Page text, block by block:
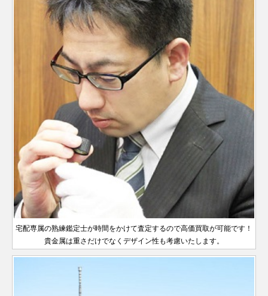
宅配専属の熟練鑑定士が時間をかけて査定するので高価買取が可能です！
貴金属は重さだけでなくデザイン性も考慮いたします。